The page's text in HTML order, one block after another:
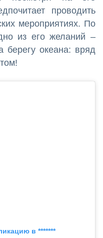
проводить
мероприятиях. По
из его желаний –
берегу океана: вряд
в *******